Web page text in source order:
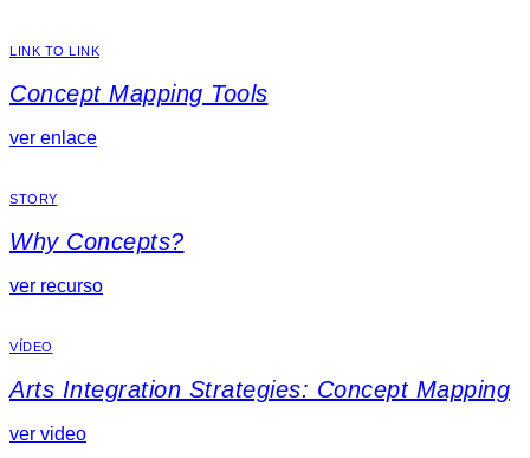
LINK TO LINK
Concept Mapping Tools
ver enlace
STORY
Why Concepts?
ver recurso
VÍDEO
Arts Integration Strategies: Concept Mapping
ver video